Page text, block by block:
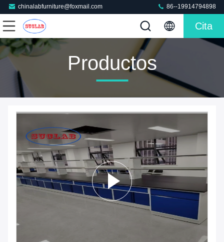
chinalabfurniture@foxmail.com 86--19914794898
Cita
Productos